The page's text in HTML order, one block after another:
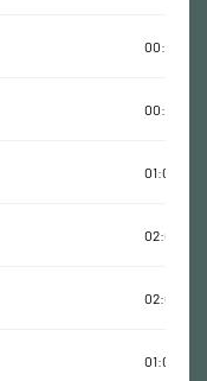
00:58:22
00:30:24
01:05:05
02:02:06
02:09:20
01:07:51